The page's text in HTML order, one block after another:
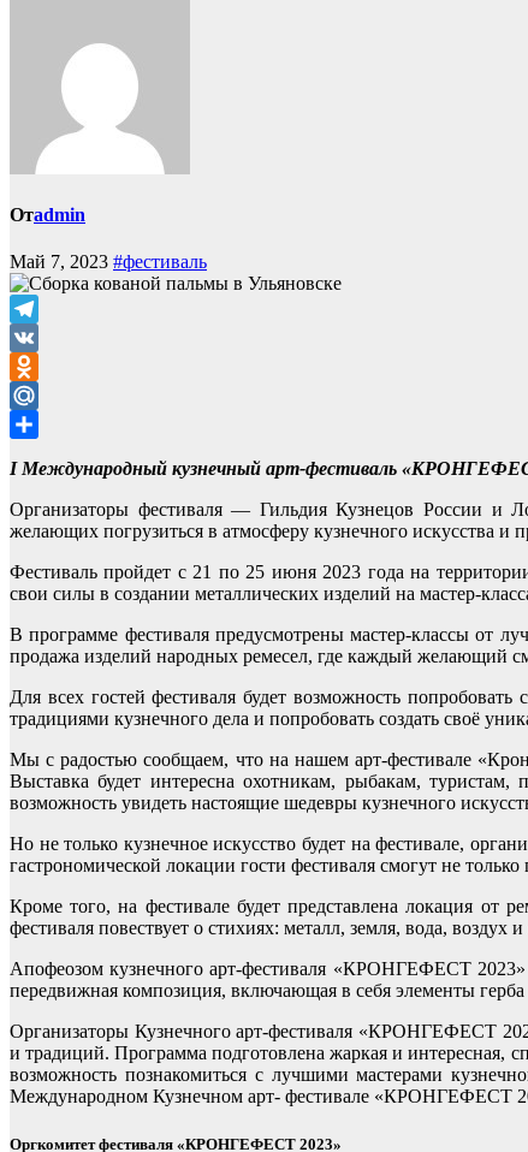
Отadmin
Май 7, 2023 #фестиваль
Telegram
VK
Odnoklassniki
Mail.Ru
I Международный кузнечный арт-фестиваль
Организаторы фестиваля — Гильдия Кузнецов России и
желающих погрузиться в атмосферу кузнечного искусства и
Фестиваль пройдет с 21 по 25 июня 2023 года на
свои силы в создании металлических изделий на мастер-
В программе фестиваля предусмотрены мастер-классы от
продажа изделий народных ремесел, где каждый желающий
Для всех гостей фестиваля будет возможность
традициями кузнечного дела и попробовать создать своё
Мы с радостью сообщаем, что на нашем арт-фестивале
Выставка будет интересна охотникам, рыбакам,
возможность увидеть настоящие шедевры кузнечного
Но не только кузнечное искусство будет на фестивале,
гастрономической локации гости фестиваля смогут не
Кроме того, на фестивале будет представлена локация от
фестиваля повествует о стихиях: металл, земля, вода,
Апофеозом кузнечного арт-фестиваля «КРОНГЕФЕСТ
передвижная композиция, включающая в себя элементы
Организаторы Кузнечного арт-фестиваля «КРОНГЕФЕСТ
и традиций. Программа подготовлена жаркая и интересная,
возможность познакомиться с лучшими мастерами
Международном Кузнечном арт- фестивале «КРОНГЕФЕСТ
Оргкомитет фестиваля «КРОНГЕФЕСТ 2023»